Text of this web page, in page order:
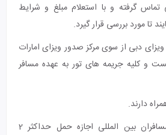
تماس گرفته و با استعلام مبلغ و شرایط
تا مورد بررسی قرار گیرد.
دبی از سوی مرکز صدور ویزای امارات
و کلیه جریمه های تور به عهده مسافر
در فرودگاه‎های دبی، مسافران بین المللی اجازه حمل حداکثر 2